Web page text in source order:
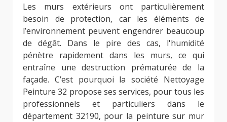
Les murs extérieurs ont particulièrement
besoin de protection, car les éléments de
l’environnement peuvent engendrer beaucoup
de dégât. Dans le pire des cas, l'humidité
pénètre rapidement dans les murs, ce qui
entraîne une destruction prématurée de la
façade. C’est pourquoi la société Nettoyage
Peinture 32 propose ses services, pour tous les
professionnels et particuliers dans le
département 32190, pour la peinture sur mur